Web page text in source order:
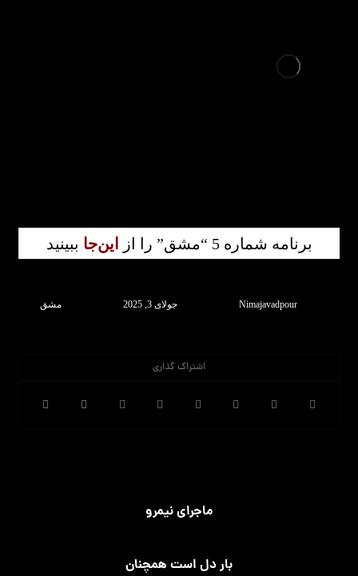
برنامه شماره 5 “مشق” را از این‌جا ببینید
Nimajavadpour جولای 3, 2025 مشق
ماجرای نیمرو
بار دل است همچنان